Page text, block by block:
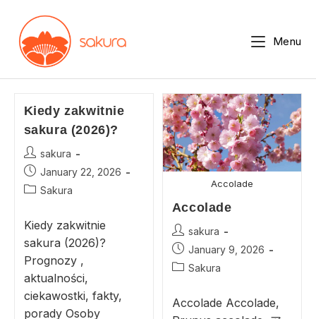
Menu
Kiedy zakwitnie
sakura (2026)?
sakura
January 22, 2026
Sakura
Kiedy zakwitnie
sakura (2026)?
Prognozy ,
aktualności,
ciekawostki, fakty,
porady Osoby
Accolade
Accolade
sakura
January 9, 2026
Sakura
Accolade Accolade,